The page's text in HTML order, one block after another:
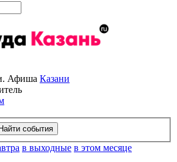
Афиша Казани
в выходные в этом месяце